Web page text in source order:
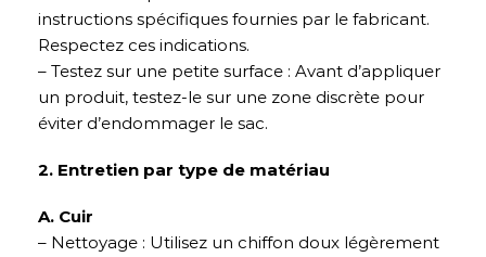
instructions spécifiques fournies par le fabricant.
Respectez ces indications.
– Testez sur une petite surface : Avant d’appliquer
un produit, testez-le sur une zone discrète pour
éviter d’endommager le sac.
2. Entretien par type de matériau
A. Cuir
– Nettoyage : Utilisez un chiffon doux légèrement